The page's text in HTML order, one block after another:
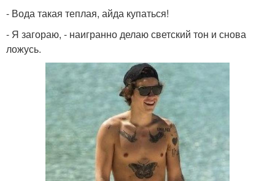
- Вода такая теплая, айда купаться!
- Я загораю, - наигранно делаю светский тон и снова
ложусь.